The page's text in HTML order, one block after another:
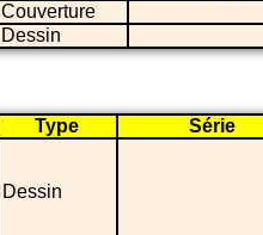
Couverture
Dessin
Type Série
Dessin